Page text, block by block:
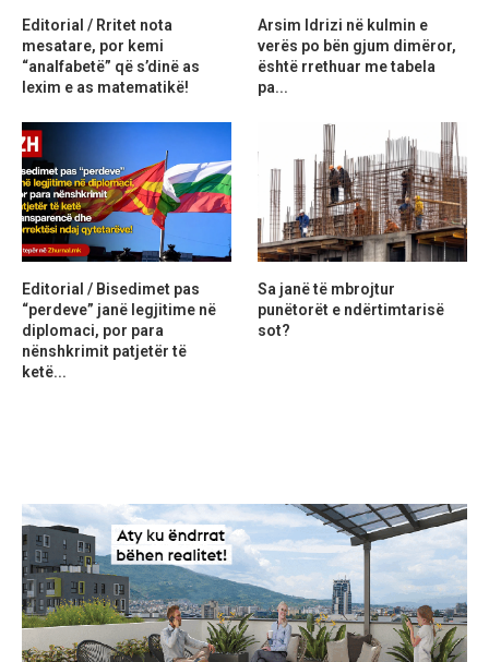
Editorial / Rritet nota
mesatare, por kemi
“analfabetë” që s’dinë as
lexim e as matematikë!
Arsim Idrizi në kulmin e
verës po bën gjum dimëror,
është rrethuar me tabela
pa...
Editorial / Bisedimet pas
“perdeve” janë legjitime në
diplomaci, por para
nënshkrimit patjetër të
ketë...
Sa janë të mbrojtur
punëtorët e ndërtimtarisë
sot?